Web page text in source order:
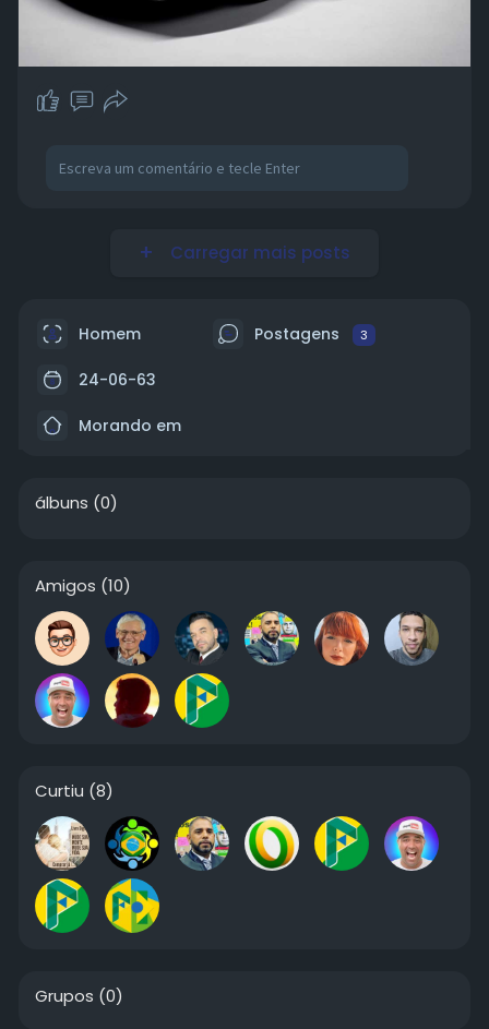
Carregar mais posts
Homem Postagens 3
24-06-63
Morando em
álbuns (0)
Amigos (10)
Curtiu (8)
Grupos (0)